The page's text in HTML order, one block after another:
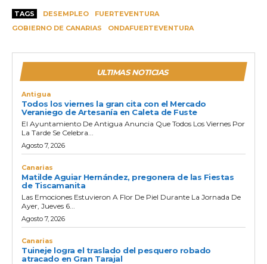
TAGS DESEMPLEO
FUERTEVENTURA
GOBIERNO DE CANARIAS
ONDAFUERTEVENTURA
ULTIMAS NOTICIAS
Antigua
Todos los viernes la gran cita con el Mercado
Veraniego de Artesanía en Caleta de Fuste
El Ayuntamiento De Antigua Anuncia Que Todos Los Viernes Por
La Tarde Se Celebra...
Agosto 7, 2026
Canarias
Matilde Aguiar Hernández, pregonera de las Fiestas
de Tiscamanita
Las Emociones Estuvieron A Flor De Piel Durante La Jornada De
Ayer, Jueves 6...
Agosto 7, 2026
Canarias
Tuineje logra el traslado del pesquero robado
atracado en Gran Tarajal